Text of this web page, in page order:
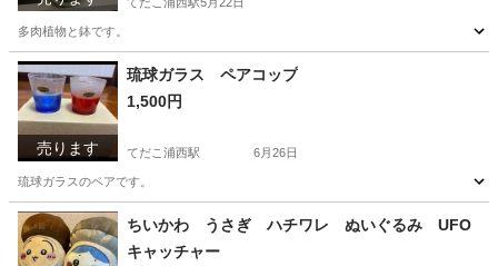
多肉植物と鉢です。
沖縄 宜野湾市 てだこ浦西駅 家庭用品
売ります
琉球ガラス ペアコップ
1,500円
てだこ浦西駅 6月26日
琉球ガラスのペアです。
沖縄 宜野湾市 てだこ浦西駅 琉球ガラス
ちいかわ うさぎ ハチワレ ぬいぐるみ UFO
キャッチャー